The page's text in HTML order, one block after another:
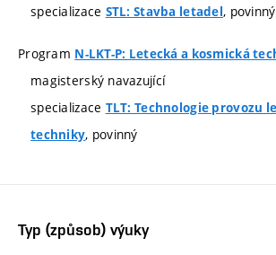
specializace STL: Stavba letadel, povinný
Program N-LKT-P: Letecká a kosmická
magisterský navazující
specializace TLT: Technologie provozu
techniky, povinný
Typ (způsob) výuky